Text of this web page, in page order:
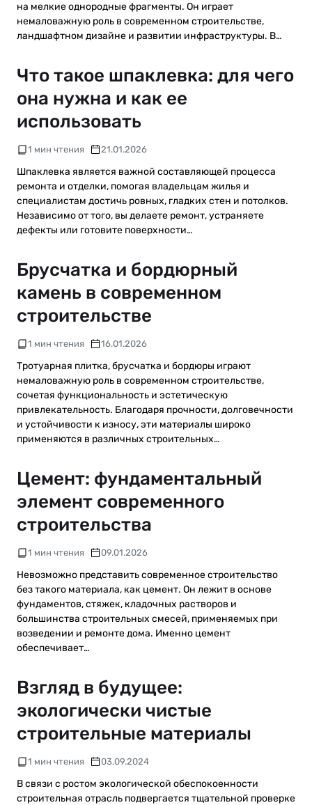
на мелкие однородные фрагменты. Он играет
немаловажную роль в современном строительстве,
ландшафтном дизайне и развитии инфраструктуры. В…
Что такое шпаклевка: для чего
она нужна и как ее
использовать
1 мин чтения 21.01.2026
Шпаклевка является важной составляющей процесса
ремонта и отделки, помогая владельцам жилья и
специалистам достичь ровных, гладких стен и потолков.
Независимо от того, вы делаете ремонт, устраняете
дефекты или готовите поверхности…
Брусчатка и бордюрный
камень в современном
строительстве
1 мин чтения 16.01.2026
Тротуарная плитка, брусчатка и бордюры играют
немаловажную роль в современном строительстве,
сочетая функциональность и эстетическую
привлекательность. Благодаря прочности, долговечности
и устойчивости к износу, эти материалы широко
применяются в различных строительных…
Цемент: фундаментальный
элемент современного
строительства
1 мин чтения 09.01.2026
Невозможно представить современное строительство
без такого материала, как цемент. Он лежит в основе
фундаментов, стяжек, кладочных растворов и
большинства строительных смесей, применяемых при
возведении и ремонте дома. Именно цемент
обеспечивает…
Взгляд в будущее:
экологически чистые
строительные материалы
1 мин чтения 03.09.2024
В связи с ростом экологической обеспокоенности
строительная отрасль подвергается тщательной проверке